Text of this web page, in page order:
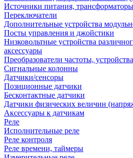
Источники питания, трансформаторы
Переключатели
Дополнительные устройства
Посты управления и джойстики
Низковольтные устройства
аксессуары
Преобразователи частоты,
Сигнальные колонны
Датчики/сенсоры
Позиционные датчики
Бесконтактные датчики
Датчики физических величин
Аксессуары к датчикам
Реле
Исполнительные реле
Реле контроля
Реле времени, таймеры